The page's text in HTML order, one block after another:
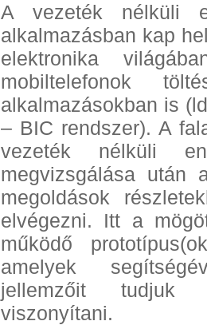
A vezeték nélküli
alkalmazásban kap
elektronika
mobiltelefonok
alkalmazásokban is
– BIC rendszer). A
vezeték nélküli
megvizsgálása után
megoldások
elvégezni. Itt a
működő
amelyek
jellemzőit tudjuk
viszonyítani.